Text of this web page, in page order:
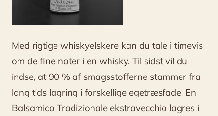
Med rigtige whiskyelskere kan du tale i timevis
om de fine noter i en whisky. Til sidst vil du
indse, at 90 % af smagsstofferne stammer fra
lang tids lagring i forskellige egetræsfade. En
Balsamico Tradizionale ekstravecchio lagres i